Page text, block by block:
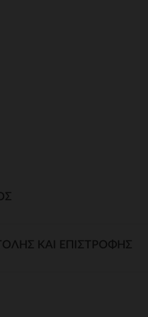
ΚΑΙ ΕΠΙΣΤΡΟΦΉΣ